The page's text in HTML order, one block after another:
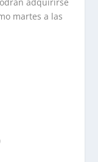
martes a las